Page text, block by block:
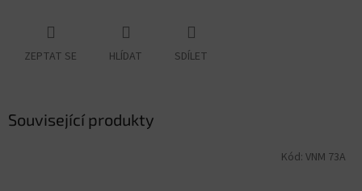
ZEPTAT SE HLÍDAT SDÍLET
Související produkty
Kód: VNM 73A